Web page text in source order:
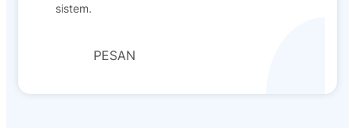
sistem.
PESAN